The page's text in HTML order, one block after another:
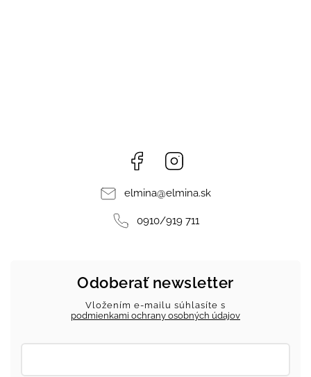
Facebook
elmina@elmina.sk
0910/919 711
Odoberať newsletter
Vložením e-mailu súhlasíte s
podmienkami ochrany osobných údajov